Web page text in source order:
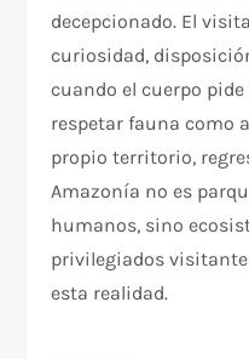
decepcionado. El
curiosidad,
cuando el cuerpo
respetar fauna como
propio territorio,
Amazonía no es
humanos, sino
privilegiados
esta realidad.